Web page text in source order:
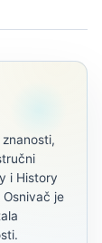
i History
Osnivač je